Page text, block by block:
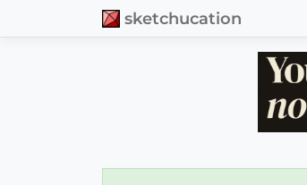
sketchucation